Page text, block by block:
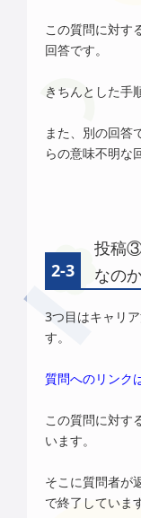
この質問に対す
回答です。
きちんとした手
また、別の回答
らの意味不明な
投稿
なの
3つ目はキャリ
す。
質問へのリンク
この質問に対す
います。
そこに質問者が
で終了していま